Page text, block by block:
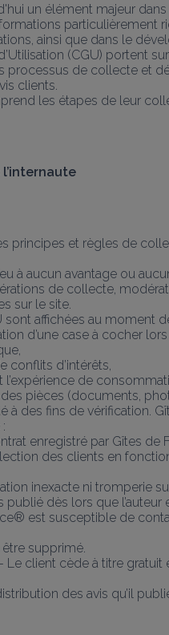
un élément majeur
particulièrement
ainsi que dans le
(CGU) portent
processus de collecte et
clients.
les étapes de leur
principes et règles de
à aucun avantage ou
de collecte,
sur le site.
sont affichées au moment
d’une case à cocher
conflits d’intérêts,
de
pièces (documents,
à des fins de vérification.
enregistré par Gîtes de
des clients en
inexacte ni tromperie
publié dès lors que
est susceptible de
supprimé.
Le client cède à titre
des avis qu’il